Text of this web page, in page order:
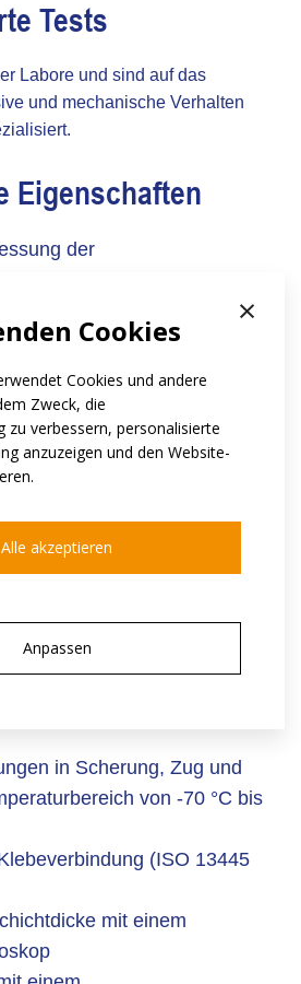
×
Cookies
Cookies und andere
Zweck, die
zu verbessern, personalisierte
anzuzeigen und den Website-
Alle akzeptieren
Anpassen
Tests
Labore und sind auf das
und mechanische Verhalten
Eigenschaften
der
14)
Magnetisierung
(ISO 9227)
in Scherung, Zug und
von -70 °C bis
(ISO 13445
mit einem